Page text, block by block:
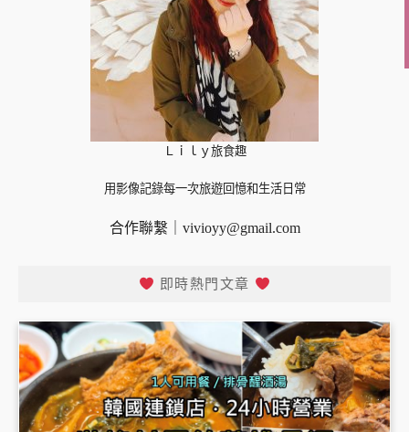
Ｌｉｌｙ旅食趣
用影像記錄每一次旅遊回憶和生活日常
合作聯繫｜ vivioyy@gmail.com
即時熱門文章